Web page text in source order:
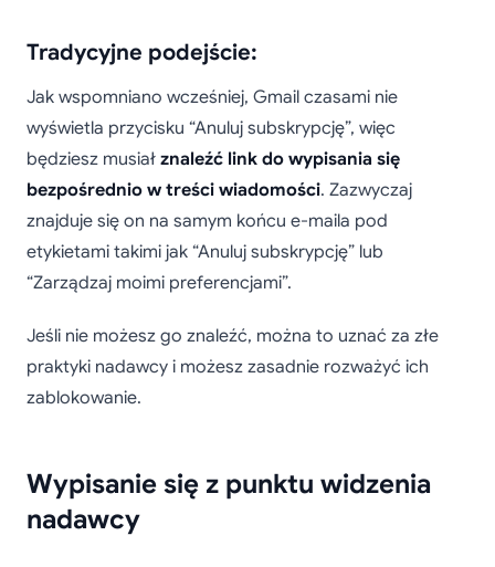
Tradycyjne podejście:
Jak wspomniano wcześniej, Gmail czasami nie
wyświetla przycisku “Anuluj subskrypcję”, więc
będziesz musiał znaleźć link do wypisania się
bezpośrednio w treści wiadomości. Zazwyczaj
znajduje się on na samym końcu e-maila pod
etykietami takimi jak “Anuluj subskrypcję” lub
“Zarządzaj moimi preferencjami”.
Jeśli nie możesz go znaleźć, można to uznać za złe
praktyki nadawcy i możesz zasadnie rozważyć ich
zablokowanie.
Wypisanie się z punktu widzenia
nadawcy